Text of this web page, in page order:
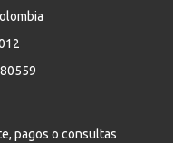
pagos o consultas